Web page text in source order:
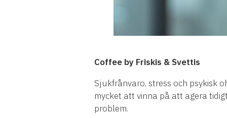
Coffee by Friskis & Svettis
Sjukfrånvaro, stress och psykisk
mycket att vinna på att agera
problem.